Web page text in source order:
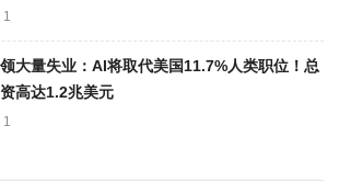
1
大量失业：AI将取代美国11.7%人类职位！总
高达1.2兆美元
1